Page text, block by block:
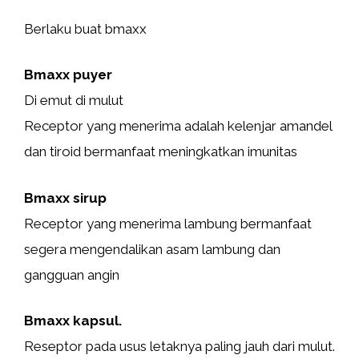
Berlaku buat bmaxx
Bmaxx puyer
Di emut di mulut
Receptor yang menerima adalah kelenjar amandel
dan tiroid bermanfaat meningkatkan imunitas
Bmaxx sirup
Receptor yang menerima lambung bermanfaat
segera mengendalikan asam lambung dan
gangguan angin
Bmaxx kapsul.
Reseptor pada usus letaknya paling jauh dari mulut.